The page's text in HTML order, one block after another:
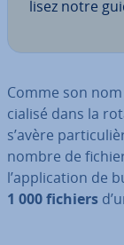
lisez notre
Comme son
cia­lisé dans la
s’avère
nombre de
l’ap­pli­ca­tion de
1 000 fichiers